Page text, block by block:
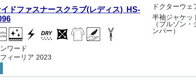
ドファスナースクラブ(レディス) HS-
ワード
ィーリア 2023
ドクターウェ
半袖ジャケッ
（ブルゾン・
ンパー）